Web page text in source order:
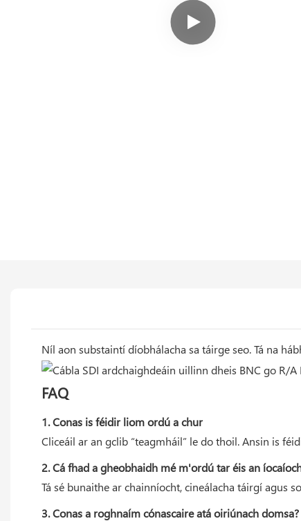
Níl aon substaintí díobhálacha sa táirge seo. Tá na
FAQ
1. Conas is féidir liom ordú a chur
Cliceáil ar an gclib “teagmháil” le do thoil. Ansin is
2. Cá fhad a gheobhaidh mé m'ordú tar éis an
Tá sé bunaithe ar chainníocht, cineálacha táirgí agus
3. Conas a roghnaím cónascaire atá oiriúnach domsa?